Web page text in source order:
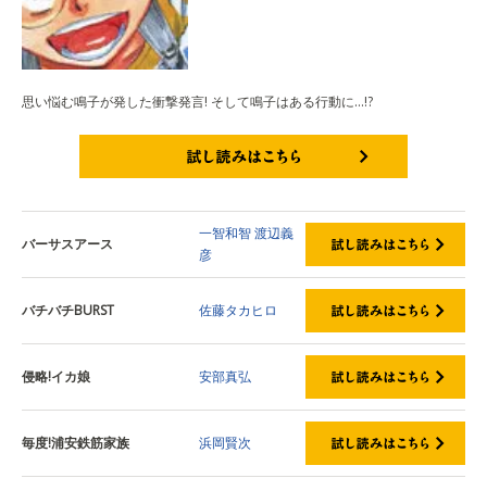
思い悩む鳴子が発した衝撃発言! そして鳴子はある行動に…!?
バーサスアース
一智和智渡辺義
彦
バチバチBURST 佐藤タカヒロ
侵略!イカ娘 安部真弘
毎度!浦安鉄筋家族 浜岡賢次